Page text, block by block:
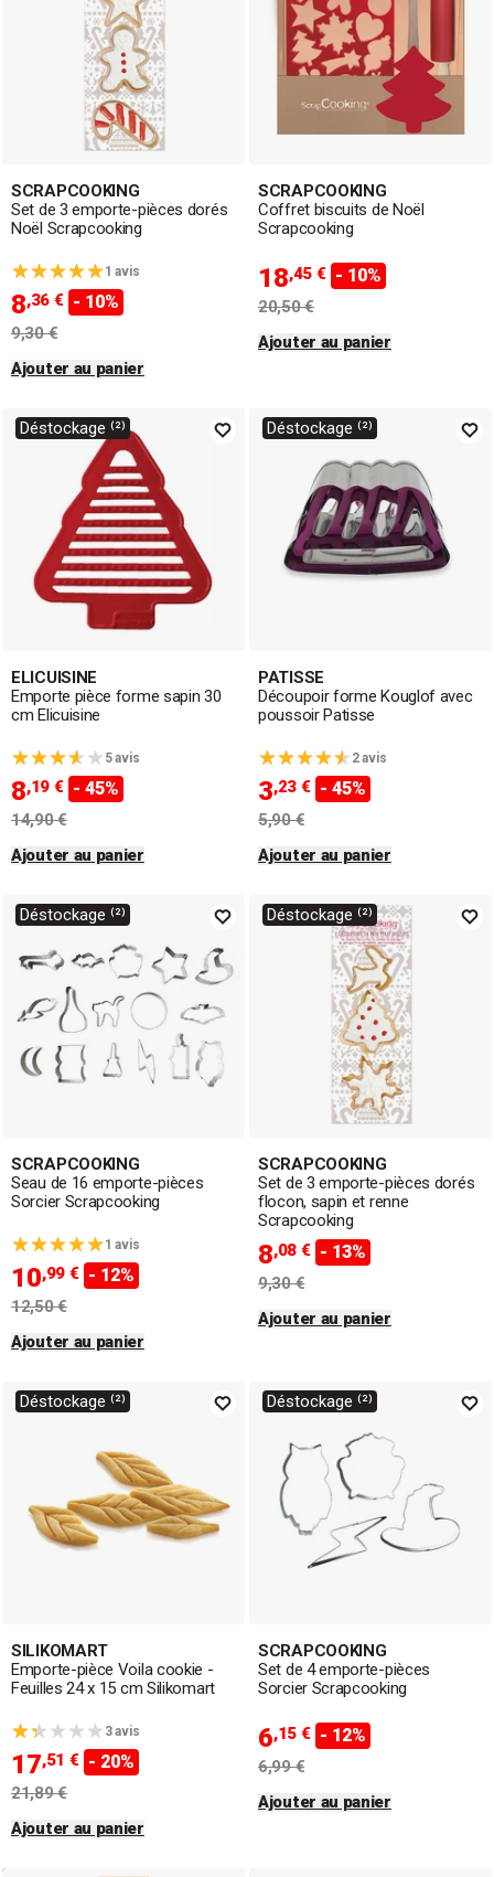
SCRAPCOOKING
Set de 3 emporte-pièces dorés
Noël Scrapcooking
1 avis
8,36 € - 10%
9,30 €
Ajouter au panier
SCRAPCOOKING
Coffret biscuits de Noël
Scrapcooking
18,45 € - 10%
20,50 €
Ajouter au panier
Déstockage ⁽²⁾
ELICUISINE
Emporte pièce forme sapin 30
cm Elicuisine
5 avis
8,19 € - 45%
14,90 €
Ajouter au panier
Déstockage ⁽²⁾
PATISSE
Découpoir forme Kouglof avec
poussoir Patisse
2 avis
3,23 € - 45%
5,90 €
Ajouter au panier
Déstockage ⁽²⁾
SCRAPCOOKING
Seau de 16 emporte-pièces
Sorcier Scrapcooking
1 avis
10,99 € - 12%
12,50 €
Ajouter au panier
Déstockage ⁽²⁾
SCRAPCOOKING
Set de 3 emporte-pièces dorés
flocon, sapin et renne
Scrapcooking
8,08 € - 13%
9,30 €
Ajouter au panier
Déstockage ⁽²⁾
SILIKOMART
Emporte-pièce Voila cookie -
Feuilles 24 x 15 cm Silikomart
3 avis
17,51 € - 20%
21,89 €
Ajouter au panier
Déstockage ⁽²⁾
SCRAPCOOKING
Set de 4 emporte-pièces
Sorcier Scrapcooking
6,15 € - 12%
6,99 €
Ajouter au panier